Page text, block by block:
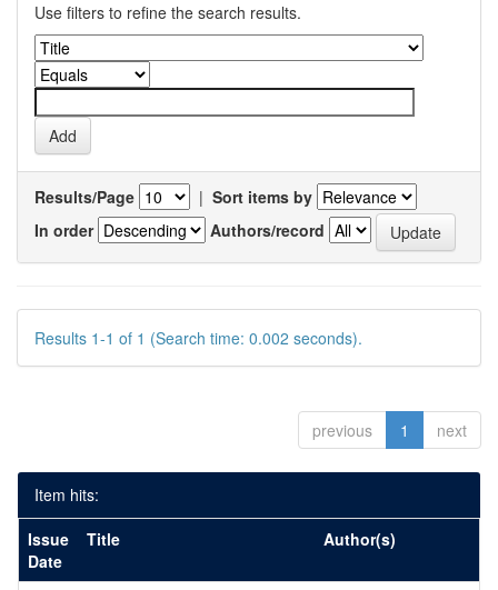
Use filters to refine the search results.
Results/Page | Sort items by
In order
Authors/record
Results 1-1 of 1 (Search time: 0.002 seconds).
previous 1 next
Item hits:
Issue
Date
Title Author(s)